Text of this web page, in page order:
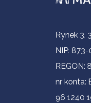
Rynek 3,
NIP:
REGON:
nr konta:
96 1240